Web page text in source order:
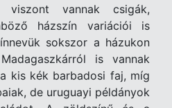
viszont vannak csigák,
házszín variációi is
sokszor a házukon
is vannak
kis kék barbadosi faj, míg
de uruguayi példányok